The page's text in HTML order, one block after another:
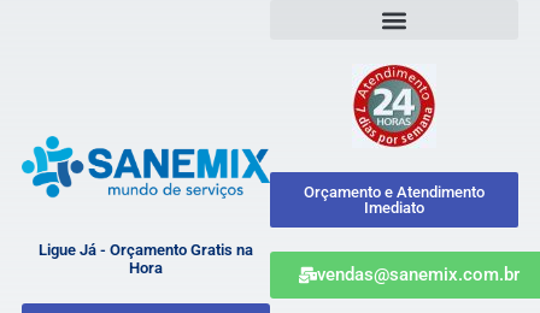
Ligue Já - Orçamento Gratis na
Hora
Orçamento e Atendimento
Imediato
vendas@sanemix.com.br